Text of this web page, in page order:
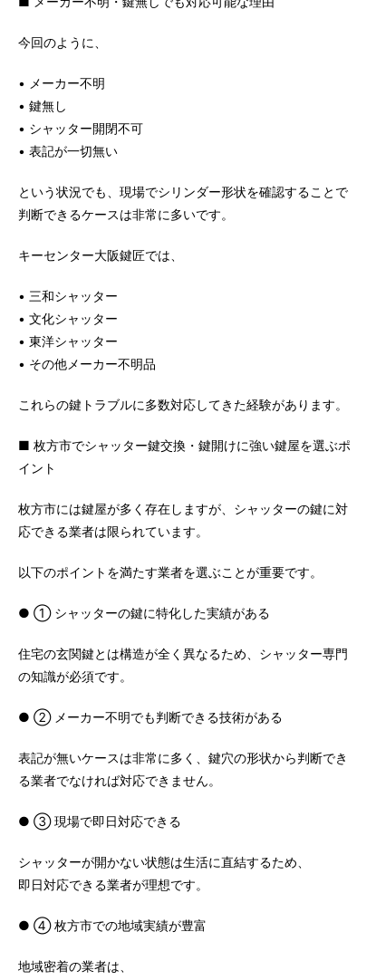
今回のように、
• メーカー不明
• 鍵無し
• シャッター開閉不可
• 表記が一切無い
という状況でも、現場でシリンダー形状を確認することで
判断できるケースは非常に多いです。
キーセンター大阪鍵匠では、
• 三和シャッター
• 文化シャッター
• 東洋シャッター
• その他メーカー不明品
これらの鍵トラブルに多数対応してきた経験があります。
■ 枚方市でシャッター鍵交換・鍵開けに強い鍵屋を選ぶポ
イント
枚方市には鍵屋が多く存在しますが、シャッターの鍵に対
応できる業者は限られています。
以下のポイントを満たす業者を選ぶことが重要です。
● ① シャッターの鍵に特化した実績がある
住宅の玄関鍵とは構造が全く異なるため、シャッター専門
の知識が必須です。
● ② メーカー不明でも判断できる技術がある
表記が無いケースは非常に多く、鍵穴の形状から判断でき
る業者でなければ対応できません。
● ③ 現場で即日対応できる
シャッターが開かない状態は生活に直結するため、
即日対応できる業者が理想です。
● ④ 枚方市での地域実績が豊富
地域密着の業者は、